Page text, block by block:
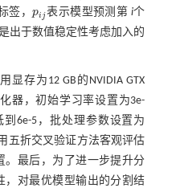
签，pi j
pij 表示模型预测第 i个
出于数值稳定性考虑加入的
存为12 GB的NVIDIA GTX
化器，初始学习率设置为3e-
6e-5，批处理参数设置为
五折交叉验证方法客观评估
。最后，为了进一步提升分
，对最优模型输出的分割结